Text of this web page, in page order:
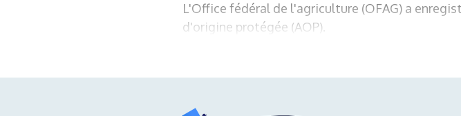
L'Office fédéral de l'agriculture (OFAG) a
d'origine protégée (AOP).